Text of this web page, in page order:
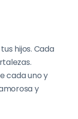
hijos. Cada
cada uno y
y